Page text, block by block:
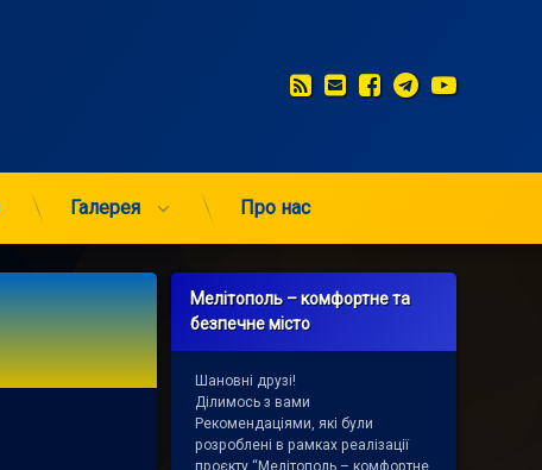
RSSE-mailFacebook
Telegram
Галерея Про нас
Мелітополь – комфортне та
безпечне місто
Шановні друзі!
Ділимось з вами
Рекомендаціями, які були
розроблені в рамках реалізації
проєкту “Мелітополь – комфортне